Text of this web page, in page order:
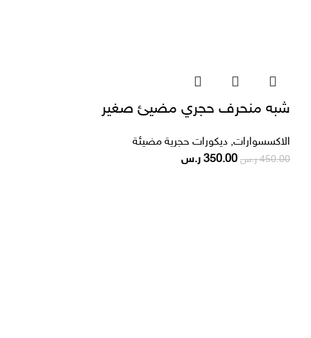
شبه منحرف حجري مضيئ صغير
الاكسسوارات, ديكورات حجرية مضيئة
450.00 ر.س 350.00 ر.س